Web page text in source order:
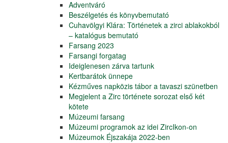
Adventváró
Beszélgetés és könyvbemutató
Cuhavölgyi Klára: Történetek a zirci ablakokból
– katalógus bemutató
Farsang 2023
Farsangi forgatag
Ideiglenesen zárva tartunk
Kertbarátok ünnepe
Kézműves napközis tábor a tavaszi szünetben
Megjelent a Zirc története sorozat első két
kötete
Múzeumi farsang
Múzeumi programok az idei ZircIkon-on
Múzeumok Éjszakája 2022-ben